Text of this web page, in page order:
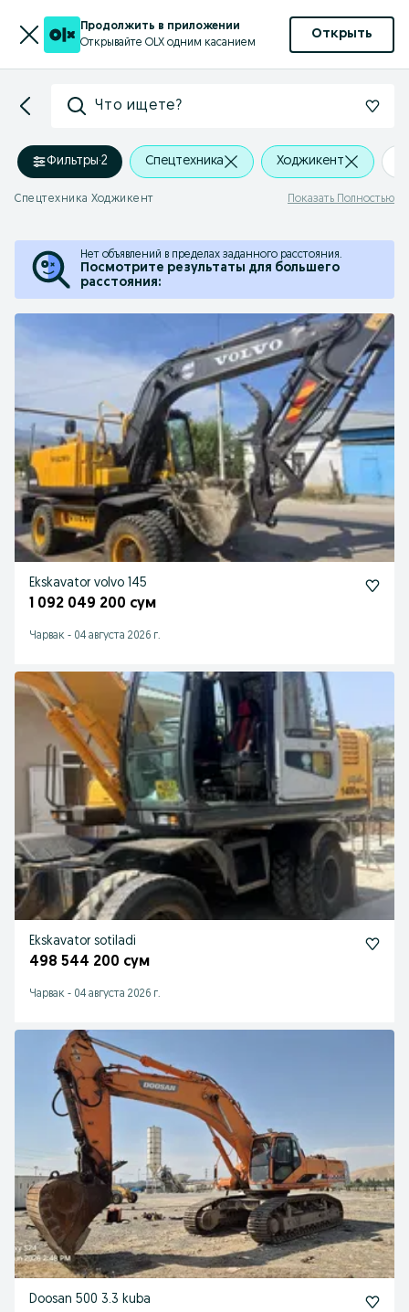
Продолжить в приложении
Открывайте OLX одним касанием
Открыть
Что ищете?
Фильтры·2 Спецтехника Ходжикент
Спецтехника Ходжикент Показать Полностью
Нет объявлений в пределах заданного расстояния.
Посмотрите результаты для большего
расстояния:
Ekskavator volvo 145
1 092 049 200 сум
Чарвак - 04 августа 2026 г.
Ekskavator sotiladi
498 544 200 сум
Чарвак - 04 августа 2026 г.
Doosan 500 3.3 kuba